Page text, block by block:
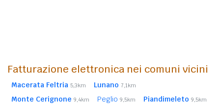
Fatturazione elettronica nei comuni vicini
Macerata Feltria 5,3km Lunano 7,1km
Monte Cerignone 9,4km Peglio 9,5km Piandimeleto 9,5km